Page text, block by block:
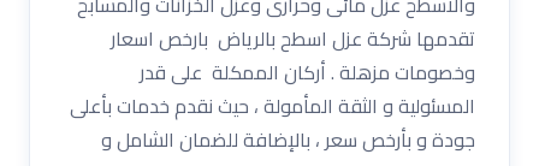
تقدمها شركة عزل اسطح بالرياض بارخص اسعار
وخصومات مزهلة . أركان الممكلة على قدر
المسئولية و الثقة المأمولة ، حيث نقدم خدمات بأعلى
جودة و بأرخص سعر ، بالإضافة للضمان الشامل و